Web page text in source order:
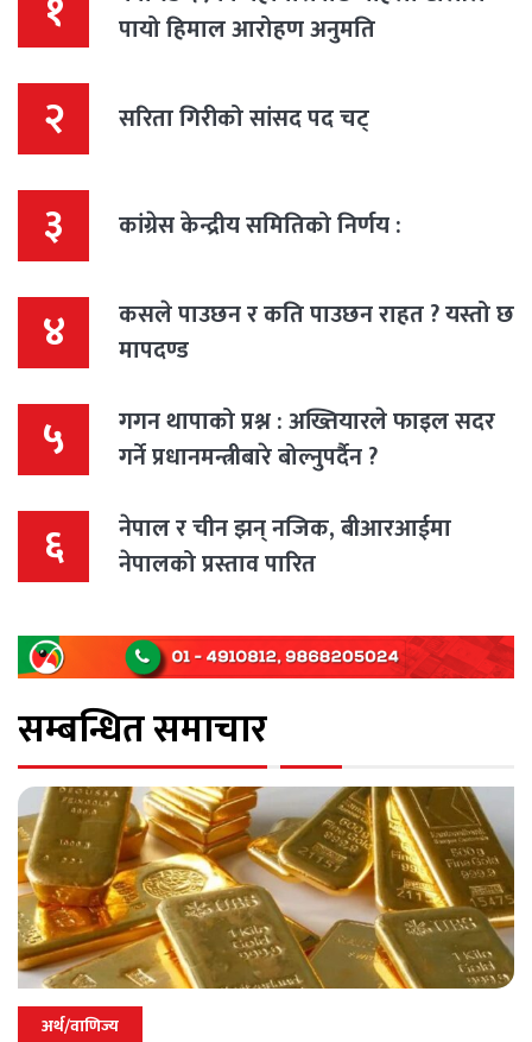
पायो हिमाल आरोहण अनुमति
२ सरिता गिरीको सांसद पद चट्
३ कांग्रेस केन्द्रीय समितिको निर्णय :
४
कसले पाउछन र कति पाउछन राहत ? यस्तो छ
मापदण्ड
५
गगन थापाको प्रश्न : अख्तियारले फाइल सदर
गर्ने प्रधानमन्त्रीबारे बोल्नुपर्दैन ?
६
नेपाल र चीन झन् नजिक, बीआरआईमा
नेपालको प्रस्ताव पारित
सम्बन्धित समाचार
अर्थ/वाणिज्य